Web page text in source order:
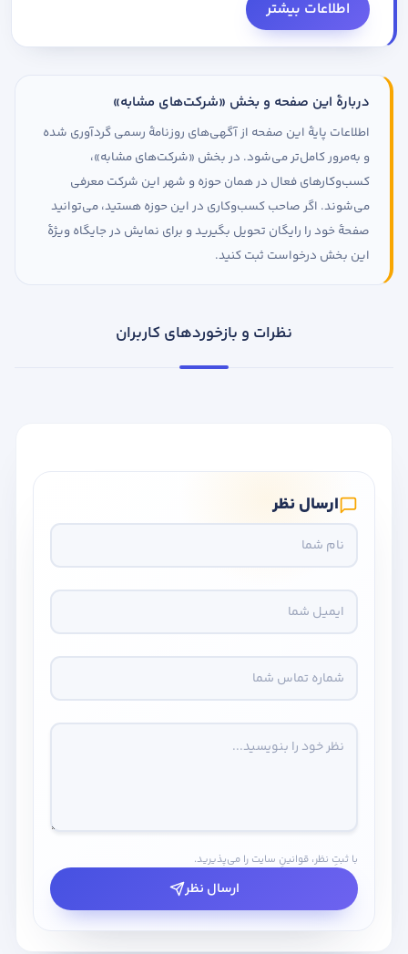
اطلاعات بیشتر
دربارهٔ این صفحه و بخش «شرکت‌های مشابه»
اطلاعات پایهٔ این صفحه از آگهی‌های روزنامهٔ رسمی گردآوری شده
و به‌مرور کامل‌تر می‌شود. در بخش «شرکت‌های مشابه»،
کسب‌وکارهای فعال در همان حوزه و شهر این شرکت معرفی
می‌شوند. اگر صاحب کسب‌وکاری در این حوزه هستید، می‌توانید
صفحهٔ خود را رایگان تحویل بگیرید و برای نمایش در جایگاه ویژهٔ
این بخش درخواست ثبت کنید.
نظرات و بازخوردهای کاربران
ارسال نظر
با ثبتِ نظر، قوانینِ سایت را می‌پذیرید.
ارسال نظر